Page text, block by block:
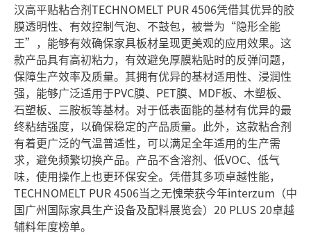
汉高平贴粘合剂TECHNOMELT PUR 4506凭借其优异的胶
膜透明性、有效控制气泡、不鼓包，被誉为“隐形全能
王”，能够有效确保家具板材呈现更美观的应用效果。这
款产品具有高初粘力，有效避免厚膜粘贴时的反弹问题，
保障生产效率及质量。其拥有优异的基材适用性、浸润性
强，能够广泛适用于PVC膜、PET膜、MDF板、木塑板、
石塑板、三胺板等基材。对于低表面能的基材有优异的最
终粘结强度，以确保稳定的产品质量。此外，这款粘合剂
有着更广泛的气温普适性，可以满足全年适用的生产需
求，避免频繁切换产品。产品不含溶剂、低VOC、低气
味，使用操作上也更环保安全。凭借其多项卓越性能，
TECHNOMELT PUR 4506当之无愧荣获今年interzum（中
国广州国际家具生产设备及配料展览会）20 PLUS 20卓越
辅料年度榜单。